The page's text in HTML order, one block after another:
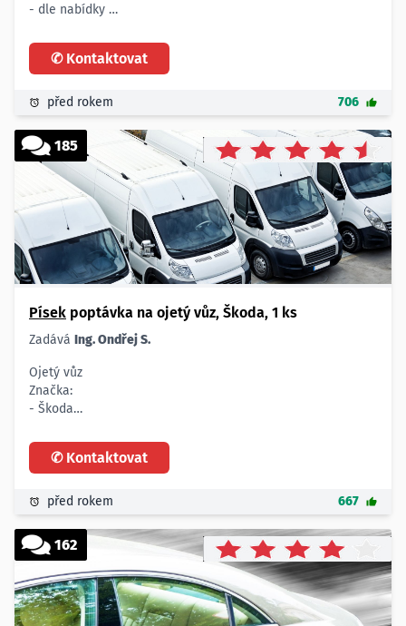
- dle nabídky
- 1 ks
✆ Kontaktovat
před rokem 706
185
Písek poptávka na ojetý vůz, Škoda, 1 ks
Zadává Ing. Ondřej S.
Ojetý vůz
Značka:
- Škoda
- 2008
Max. najeto:
- 160.000 km
Max. cena:
- 150.000,- Kč
✆ Kontaktovat
před rokem 667
162